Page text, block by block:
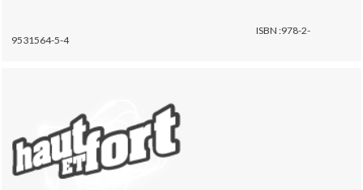
ISBN :978-2-
9531564-5-4